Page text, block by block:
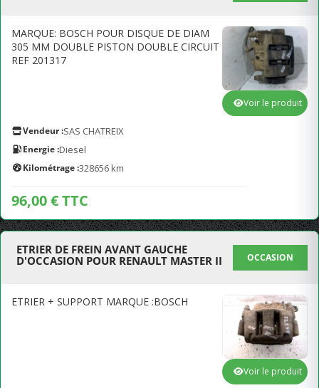
MARQUE: BOSCH POUR DISQUE DE DIAM
305 MM DOUBLE PISTON DOUBLE CIRCUIT
REF 201317
Vendeur :SAS CHATREIX
Energie :Diesel
Kilométrage :328656 km
96,00 € TTC
Voir le produit
ETRIER DE FREIN AVANT GAUCHE
D'OCCASION POUR RENAULT MASTER II
OCCASION
ETRIER + SUPPORT MARQUE :BOSCH
Voir le produit